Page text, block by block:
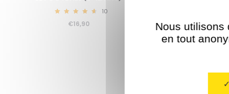
10
€16,90
Nous utilisons
en tout